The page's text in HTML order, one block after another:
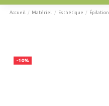
Accueil Matériel Esthétique Épilation
-10%